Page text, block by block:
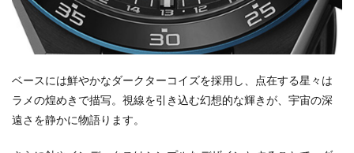
ベースには鮮やかなダークターコイズを採用し、点在する星々は
ラメの煌めきで描写。視線を引き込む幻想的な輝きが、宇宙の深
遠さを静かに物語ります。